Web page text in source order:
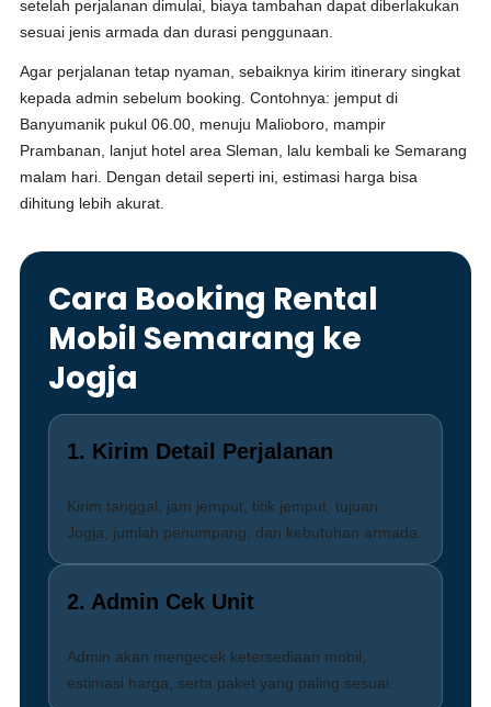
setelah perjalanan dimulai, biaya tambahan dapat diberlakukan
sesuai jenis armada dan durasi penggunaan.
Agar perjalanan tetap nyaman, sebaiknya kirim itinerary singkat
kepada admin sebelum booking. Contohnya: jemput di
Banyumanik pukul 06.00, menuju Malioboro, mampir
Prambanan, lanjut hotel area Sleman, lalu kembali ke Semarang
malam hari. Dengan detail seperti ini, estimasi harga bisa
dihitung lebih akurat.
Cara Booking Rental
Mobil Semarang ke
Jogja
1. Kirim Detail Perjalanan
Kirim tanggal, jam jemput, titik jemput, tujuan
Jogja, jumlah penumpang, dan kebutuhan armada.
2. Admin Cek Unit
Admin akan mengecek ketersediaan mobil,
estimasi harga, serta paket yang paling sesuai.